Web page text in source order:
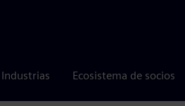
Industrias Ecosistema de socios